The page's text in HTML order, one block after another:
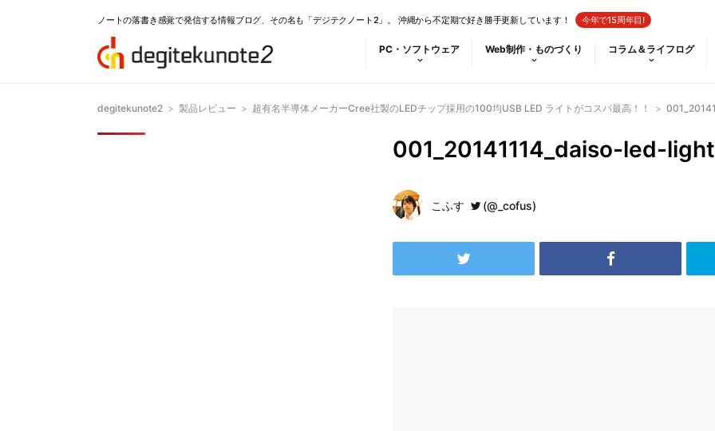
ノートの落書き感覚で発信する情報ブログ、その名も「デジテクノート2」。 沖縄から不定期で好き勝手更新しています！ 今年で15周年目!
PC・ソフトウェア Web制作・ものづくり コラム＆ライフログ
degitekunote2 > 製品レビュー > 超有名半導体メーカーCree社製のLEDチップ採用の100均USB LED ライトがコスパ最高！！ >
001_20141114_daiso-led-
こふす (@_cofus)